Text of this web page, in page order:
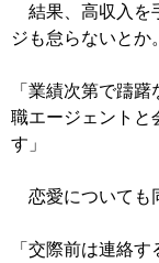
結果、高収入を
ジも怠らないとか。
「業績次第で躊
職エージェントと
す」
恋愛についても
「交際前は連絡